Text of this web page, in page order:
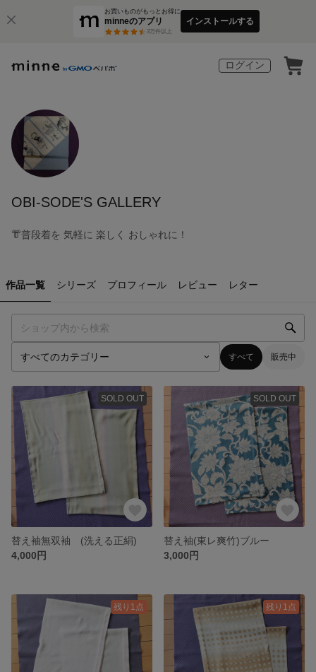
お買いものがもっとお得に
minneのアプリ
3万件以上
インストールする
ログイン
OBI-SODE'S GALLERY
👘普段着を 気軽に 楽しく おしゃれに！
作品一覧 シリーズ プロフィール レビュー レター
すべて 販売中
SOLD OUT
替え袖無双袖 (洗える正絹)
4,000円
SOLD OUT
替え袖(東レ爽竹)ブルー
3,000円
残り1点 残り1点